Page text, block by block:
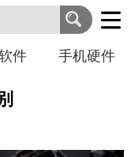
职业
件 手机硬件